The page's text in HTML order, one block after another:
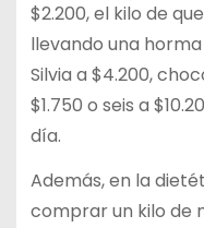
$2.200, el kilo de
llevando una
Silvia a $4.200,
$1.750 o seis a
día.
Además, en la
comprar un kilo de